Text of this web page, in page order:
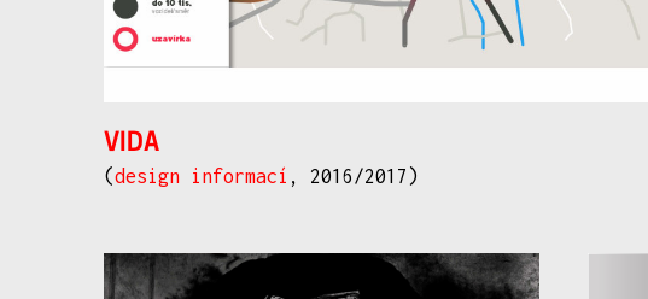
VIDA
(design informací , 2016/2017)